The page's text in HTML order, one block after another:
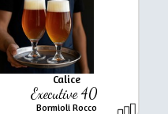
Calice
Executive 40
Bormioli Rocco